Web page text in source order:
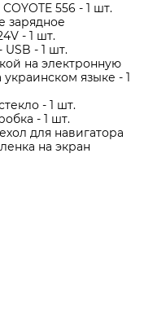
556 - 1 шт.
зарядное
- 1 шт.
USB - 1 шт.
на электронную
языке - 1
- 1 шт.
- 1 шт.
для навигатора
на экран